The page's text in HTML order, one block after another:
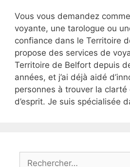
Vous vous demandez
voyante, une tarologue ou
confiance dans le Territoire
propose des services de
Territoire de Belfort depuis
années, et j’ai déjà aidé
personnes à trouver la
d’esprit. Je suis spécialisée